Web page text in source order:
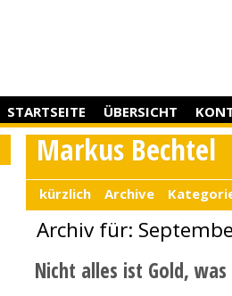
STARTSEITE ÜBERSICHT
Markus Bechtel
kürzlich Archive
Archiv für:
Nicht alles ist Gold,